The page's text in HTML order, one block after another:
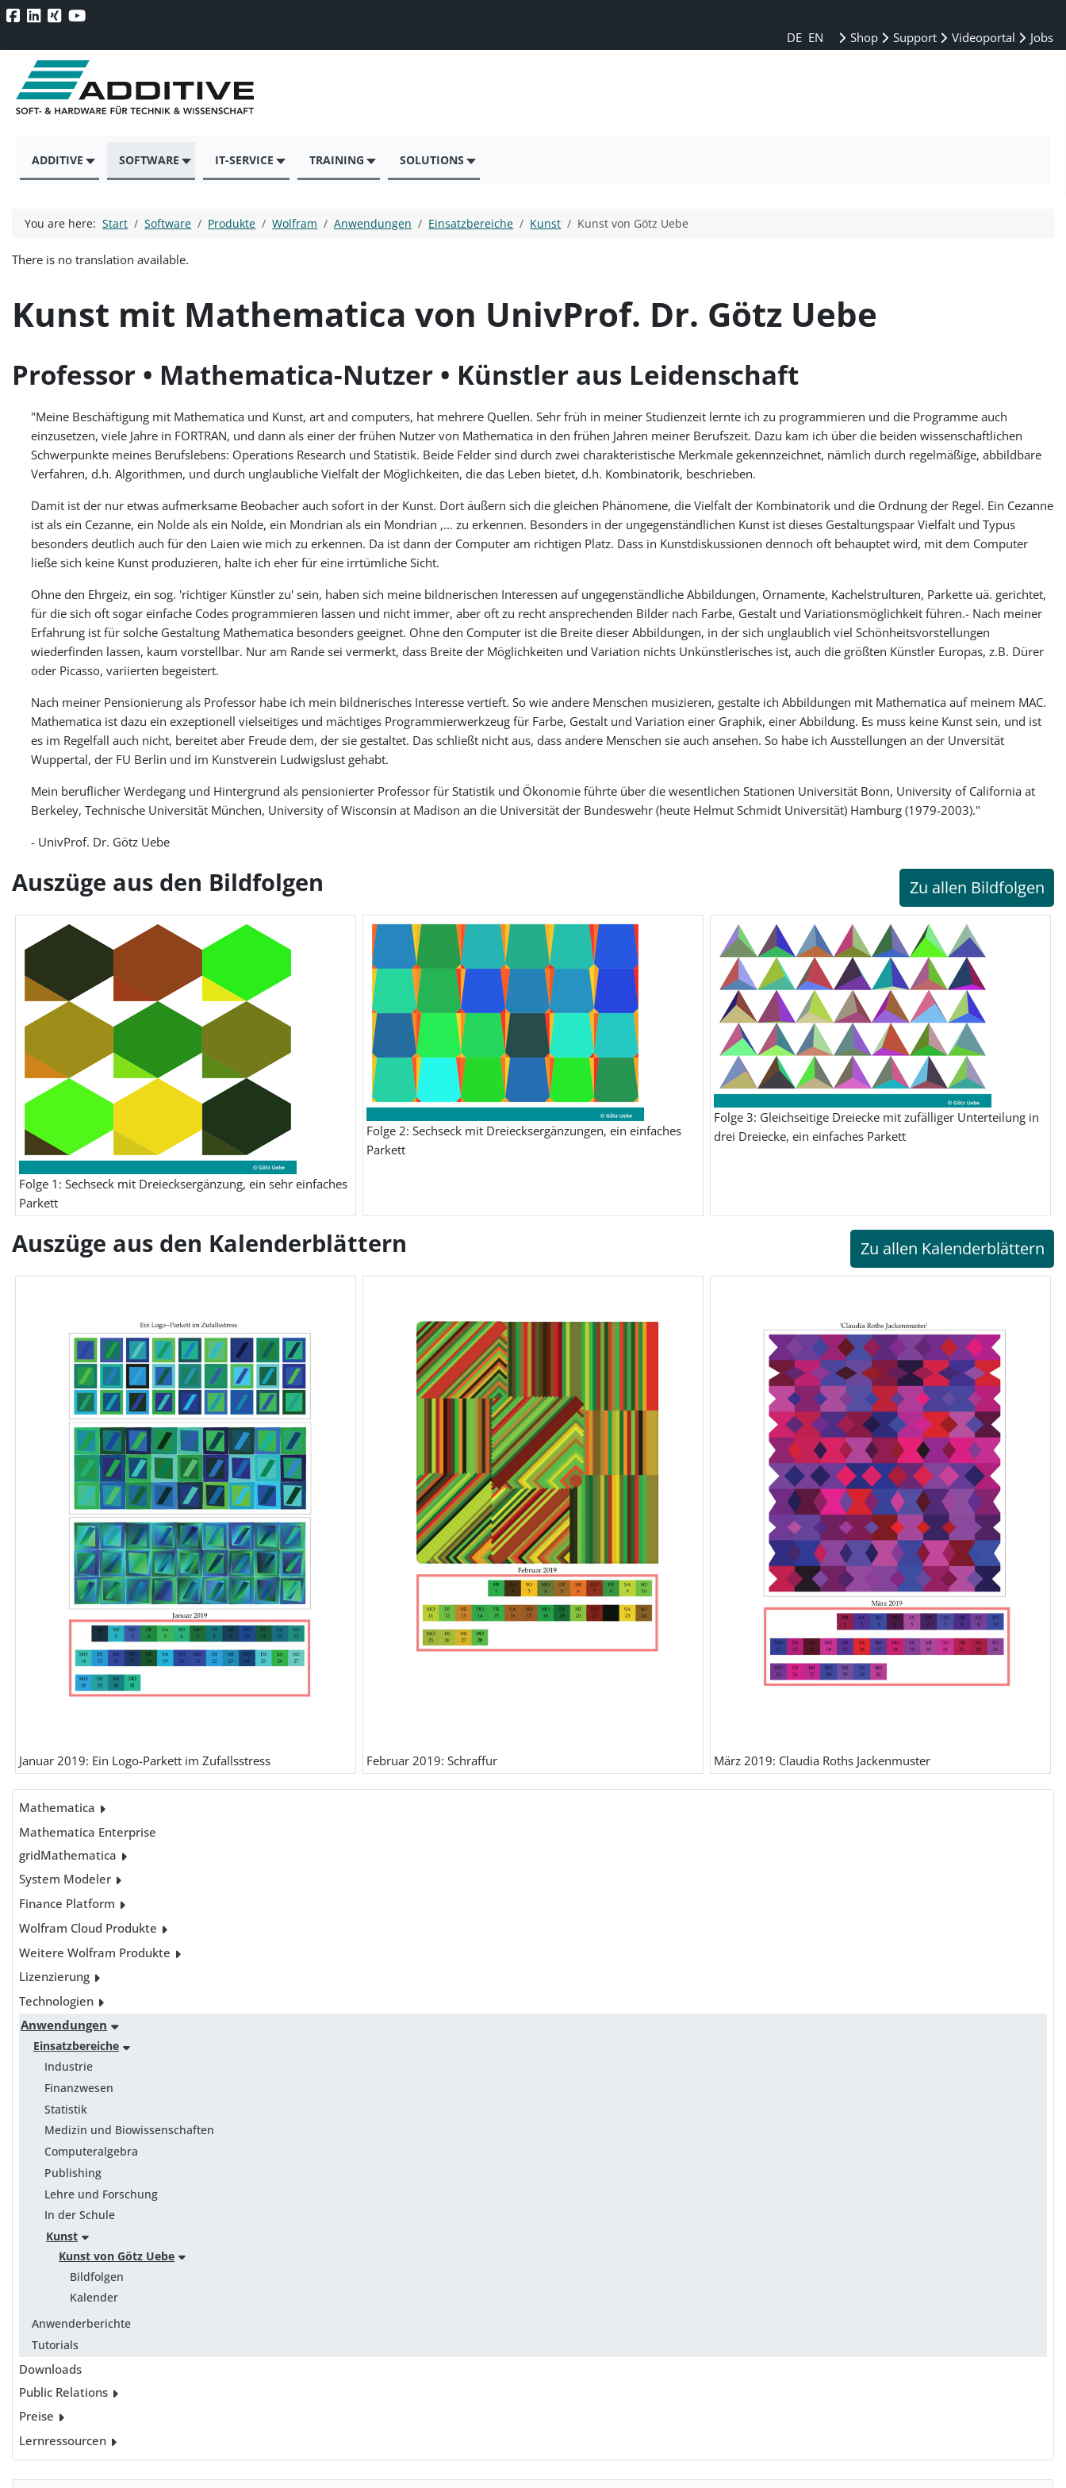
DE EN Shop Support Videoportal Jobs
ADDITIVE SOFTWARE IT-SERVICE TRAINING SOLUTIONS
Mathematica
Mathematica Enterprise
gridMathematica
System Modeler
Finance Platform
Wolfram Cloud Produkte
Weitere Wolfram Produkte
Lizenzierung
Technologien
Anwendungen
Einsatzbereiche
Industrie
Finanzwesen
Statistik
Medizin und Biowissenschaften
Computeralgebra
Publishing
Lehre und Forschung
In der Schule
Kunst
Kunst von Götz Uebe
Bildfolgen
Kalender
Anwenderberichte
Tutorials
Downloads
Public Relations
Preise
Lernressourcen
You are here:Start Software Produkte Wolfram Anwendungen Einsatzbereiche Kunst Kunst von Götz Uebe
There is no translation available.
Kunst mit Mathematica von UnivProf. Dr. Götz Uebe
Professor • Mathematica-Nutzer • Künstler aus Leidenschaft
"Meine Beschäftigung mit Mathematica und Kunst, art and computers, hat mehrere Quellen. Sehr früh in meiner Studienzeit lernte ich zu programmieren und die Programme auch
einzusetzen, viele Jahre in FORTRAN, und dann als einer der frühen Nutzer von Mathematica in den frühen Jahren meiner Berufszeit. Dazu kam ich über die beiden wissenschaftlichen
Schwerpunkte meines Berufslebens: Operations Research und Statistik. Beide Felder sind durch zwei charakteristische Merkmale gekennzeichnet, nämlich durch regelmäßige, abbildbare
Verfahren, d.h. Algorithmen, und durch unglaubliche Vielfalt der Möglichkeiten, die das Leben bietet, d.h. Kombinatorik, beschrieben.
Damit ist der nur etwas aufmerksame Beobacher auch sofort in der Kunst. Dort äußern sich die gleichen Phänomene, die Vielfalt der Kombinatorik und die Ordnung der Regel. Ein Cezanne
ist als ein Cezanne, ein Nolde als ein Nolde, ein Mondrian als ein Mondrian ,... zu erkennen. Besonders in der ungegenständlichen Kunst ist dieses Gestaltungspaar Vielfalt und Typus
besonders deutlich auch für den Laien wie mich zu erkennen. Da ist dann der Computer am richtigen Platz. Dass in Kunstdiskussionen dennoch oft behauptet wird, mit dem Computer
ließe sich keine Kunst produzieren, halte ich eher für eine irrtümliche Sicht.
Ohne den Ehrgeiz, ein sog. 'richtiger Künstler zu' sein, haben sich meine bildnerischen Interessen auf ungegenständliche Abbildungen, Ornamente, Kachelstrulturen, Parkette uä. gerichtet,
für die sich oft sogar einfache Codes programmieren lassen und nicht immer, aber oft zu recht ansprechenden Bilder nach Farbe, Gestalt und Variationsmöglichkeit führen.- Nach meiner
Erfahrung ist für solche Gestaltung Mathematica besonders geeignet. Ohne den Computer ist die Breite dieser Abbildungen, in der sich unglaublich viel Schönheitsvorstellungen
wiederfinden lassen, kaum vorstellbar. Nur am Rande sei vermerkt, dass Breite der Möglichkeiten und Variation nichts Unkünstlerisches ist, auch die größten Künstler Europas, z.B. Dürer
oder Picasso, variierten begeistert.
Nach meiner Pensionierung als Professor habe ich mein bildnerisches Interesse vertieft. So wie andere Menschen musizieren, gestalte ich Abbildungen mit Mathematica auf meinem MAC.
Mathematica ist dazu ein exzeptionell vielseitiges und mächtiges Programmierwerkzeug für Farbe, Gestalt und Variation einer Graphik, einer Abbildung. Es muss keine Kunst sein, und ist
es im Regelfall auch nicht, bereitet aber Freude dem, der sie gestaltet. Das schließt nicht aus, dass andere Menschen sie auch ansehen. So habe ich Ausstellungen an der Unversität
Wuppertal, der FU Berlin und im Kunstverein Ludwigslust gehabt.
Mein beruflicher Werdegang und Hintergrund als pensionierter Professor für Statistik und Ökonomie führte über die wesentlichen Stationen Universität Bonn, University of California at
Berkeley, Technische Universität München, University of Wisconsin at Madison an die Universität der Bundeswehr (heute Helmut Schmidt Universität) Hamburg (1979-2003)."
- UnivProf. Dr. Götz Uebe
Auszüge aus den Bildfolgen Zu allen Bildfolgen
Folge 1: Sechseck mit Dreiecksergänzung, ein sehr einfaches
Parkett
Folge 2: Sechseck mit Dreiecksergänzungen, ein einfaches
Parkett
Folge 3: Gleichseitige Dreiecke mit zufälliger Unterteilung in
drei Dreiecke, ein einfaches Parkett
Auszüge aus den Kalenderblättern Zu allen Kalenderblättern
Januar 2019: Ein Logo-Parkett im Zufallsstress Februar 2019: Schraffur März 2019: Claudia Roths Jackenmuster